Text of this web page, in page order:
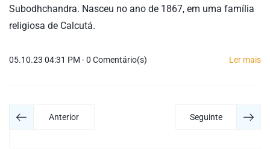
Subodhchandra. Nasceu no ano de 1867, em uma família
religiosa de Calcutá.
05.10.23 04:31 PM -0 Comentário(s) Ler mais
Anterior Seguinte